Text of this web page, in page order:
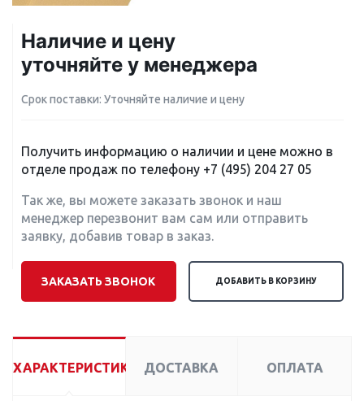
Наличие и цену
уточняйте у менеджера
Срок поставки: Уточняйте наличие и цену
Получить информацию о наличии и цене можно в
отделе продаж по телефону +7 (495) 204 27 05
Так же, вы можете заказать звонок и наш
менеджер перезвонит вам сам или отправить
заявку, добавив товар в заказ.
ЗАКАЗАТЬ ЗВОНОК ДОБАВИТЬ В КОРЗИНУ
ХАРАКТЕРИСТИКИ ДОСТАВКА ОПЛАТА